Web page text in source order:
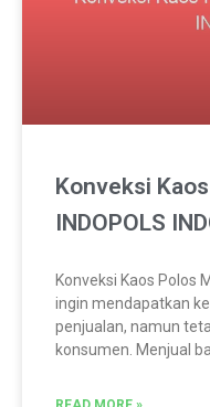
Konveksi
INDOPOLS
Konveksi Kaos Polos
ingin mendapatkan
penjualan, namun
konsumen. Menjual